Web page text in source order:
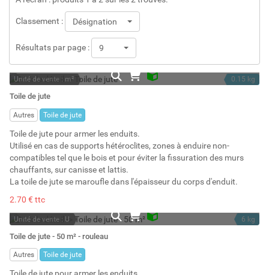
Classement : Désignation
Résultats par page : 9
Unité de vente : m²
En stock
Stock : 50
0.15 kg
Toile de jute
Autres Toile de jute
Toile de jute pour armer les enduits.
Utilisé en cas de supports hétéroclites, zones à enduire non-
compatibles tel que le bois et pour éviter la fissuration des murs
chauffants, sur canisse et lattis.
La toile de jute se maroufle dans l'épaisseur du corps d'enduit.
2.70 € ttc
Unité de vente : U
En stock
Stock : 22
6 kg
Toile de jute - 50 m² - rouleau
Autres Toile de jute